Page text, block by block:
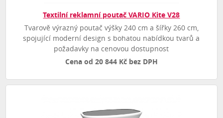
Textilní reklamní poutač VARIO Kite V28
Tvarově výrazný poutač výšky 240 cm a šířky 260 cm,
spojující moderní design s bohatou nabídkou tvarů a
požadavky na cenovou dostupnost
Cena od 20 844 Kč bez DPH